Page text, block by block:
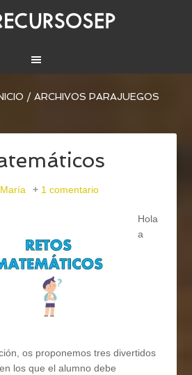
/ ARCHIVOS PARAJUEGOS
María 1 comentario
Hola
a
os proponemos tres divertidos
los que el alumno debe